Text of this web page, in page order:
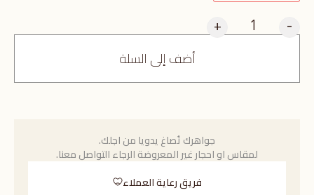
-
+
أضف إلى السلة
جواهرك تُصاغ يدويا من اجلك.
لمقاس او احجار غير المعروضة الرجاء التواصل معنا.
فريق رعاية العملاء